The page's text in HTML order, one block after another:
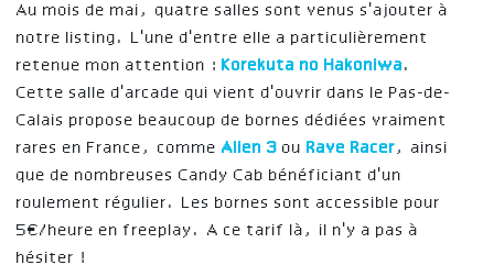
Au mois de mai, quatre salles sont venus s'ajouter à
notre listing. L'une d'entre elle a particulièrement
retenue mon attention : Korekuta no Hakoniwa.
Cette salle d'arcade qui vient d'ouvrir dans le Pas-de-
Calais propose beaucoup de bornes dédiées vraiment
rares en France, comme Alien 3 ou Rave Racer, ainsi
que de nombreuses Candy Cab bénéficiant d'un
roulement régulier. Les bornes sont accessible pour
5€/heure en freeplay. A ce tarif là, il n'y a pas à
hésiter !